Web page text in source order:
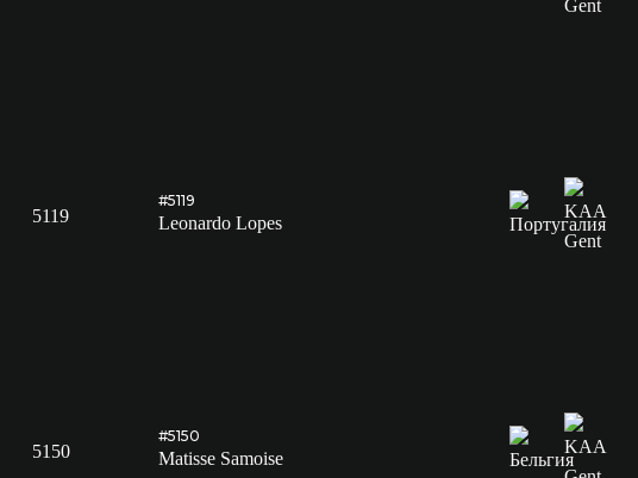
5119
#5119
Leonardo Lopes
5150
#5150
Matisse Samoise